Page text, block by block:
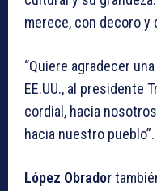
merece, con decoro y
“Quiere agradecer
EE.UU., al presidente
cordial, hacia
hacia nuestro pueblo”.
López Obrador